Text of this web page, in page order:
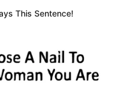
Deutschen Stiftung
und
der Messen werden
Veranstaltungsort:
This Sentence!